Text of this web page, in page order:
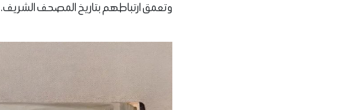
وتعمق ارتباطهم بتاريخ المصحف الشريف.